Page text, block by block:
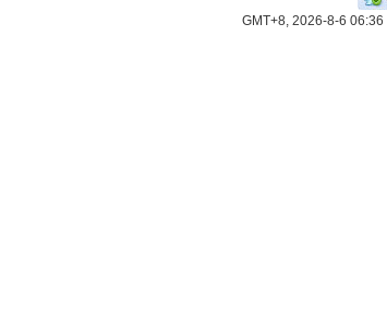
GMT+8, 2026-8-6 06:36